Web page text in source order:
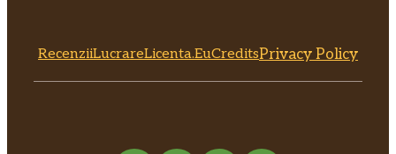
RecenziiLucrareLicenta.euCreditsPrivacy Policy